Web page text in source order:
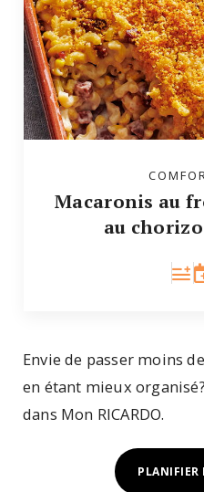
Macaronis au
au
Envie de passer moins
en étant mieux
dans Mon RICARDO.
PLANIFIER